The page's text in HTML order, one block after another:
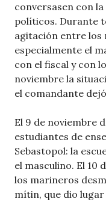
conversasen con
políticos. Durante
agitación entre los
especialmente el
con el fiscal y con
noviembre la
el comandante
El 9 de noviembre
estudiantes de
Sebastopol: la
el masculino. El 10
los marineros
mítin, que dio